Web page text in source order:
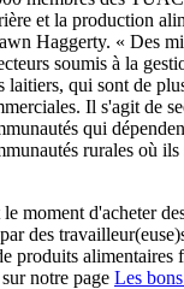
et la production
Haggerty. « Des
soumis à la
qui sont de
Il s'agit de
qui
rurales où
moment d'acheter
des
produits alimentaires
notre page Les